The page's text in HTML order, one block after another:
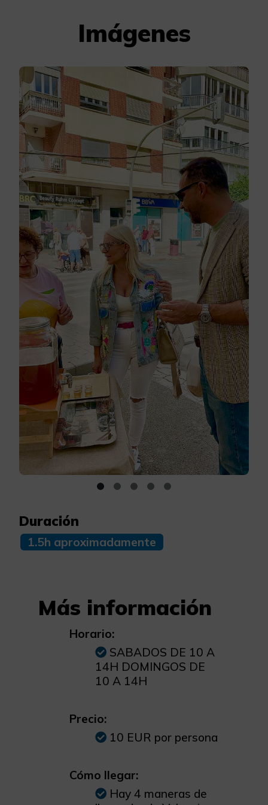
Imágenes
Duración
1.5h aproximadamente
Más información
Horario:
SABADOS DE 10 A
14H DOMINGOS DE
10 A 14H
Precio:
10 EUR por persona
Cómo llegar:
Hay 4 maneras de